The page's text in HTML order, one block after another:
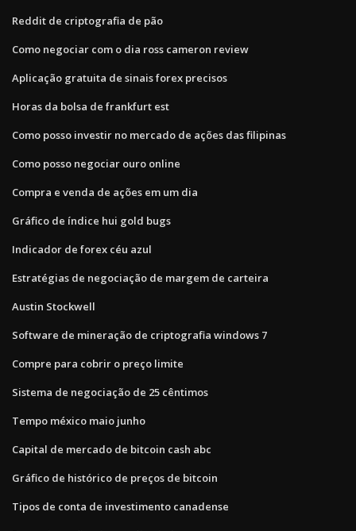
Reddit de criptografia de pão
Como negociar com o dia ross cameron review
Aplicação gratuita de sinais forex precisos
Horas da bolsa de frankfurt est
Como posso investir no mercado de ações das filipinas
Como posso negociar ouro online
Compra e venda de ações em um dia
Gráfico de índice hui gold bugs
Indicador de forex céu azul
Estratégias de negociação de margem de carteira
Austin Stockwell
Software de mineração de criptografia windows 7
Compre para cobrir o preço limite
Sistema de negociação de 25 cêntimos
Tempo méxico maio junho
Capital de mercado de bitcoin cash abc
Gráfico de histórico de preços de bitcoin
Tipos de conta de investimento canadense